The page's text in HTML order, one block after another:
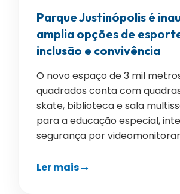
Parque Justinópolis é
amplia opções de
inclusão e convivência
O novo espaço de 3 mil
quadrados conta com
skate, biblioteca e sala
para a educação especial,
segurança por
Ler mais